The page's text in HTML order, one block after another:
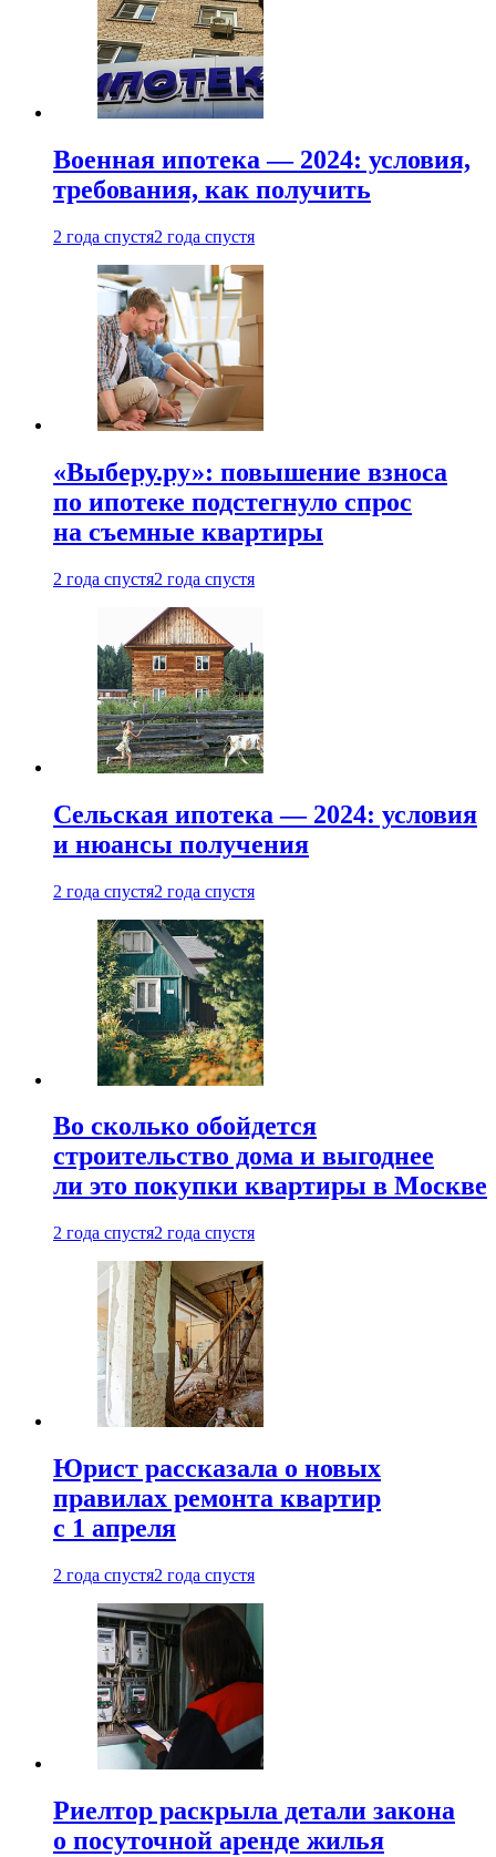
Военная ипотека — 2024: условия,
требования, как получить
2 года спустя2 года спустя
«Выберу.ру»: повышение взноса
по ипотеке подстегнуло спрос
на съемные квартиры
2 года спустя2 года спустя
Сельская ипотека — 2024: условия
и нюансы получения
2 года спустя2 года спустя
Во сколько обойдется
строительство дома и выгоднее
ли это покупки квартиры в Москве
2 года спустя2 года спустя
Юрист рассказала о новых
правилах ремонта квартир
с 1 апреля
2 года спустя2 года спустя
Риелтор раскрыла детали закона
о посуточной аренде жилья